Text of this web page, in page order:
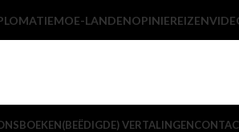
MOE-LANDENOPINIEREIZEN
BOEKEN(BEËDIGDE) VERTALINGEN